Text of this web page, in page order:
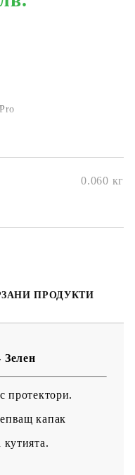
0.060 кг
ПРОДУКТИ
протектори.
капак